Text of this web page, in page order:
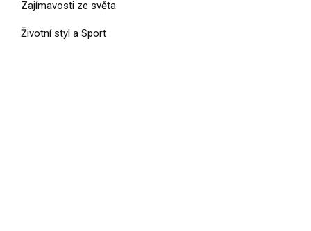
Zajímavosti ze světa
Životní styl a Sport